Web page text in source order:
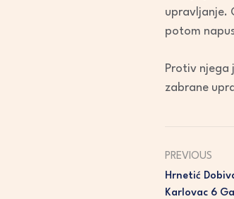
upravljanje.
potom
Protiv njega
zabrane
PREVIOUS
Hrnetić
Karlovac 6